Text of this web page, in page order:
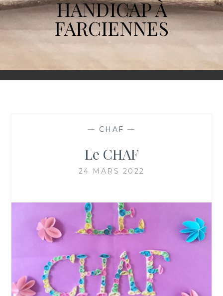
HANDICAP À
FARCIENNES
— CHAF —
Le CHAF
24 MARS 2022